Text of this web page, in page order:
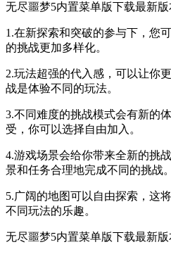
无尽噩梦5内置菜单版下载最新版
1.在新探索和突破的参与下，您
的挑战更加多样化。
2.玩法超强的代入感，可以让你
战是体验不同的玩法。
3.不同难度的挑战模式会有新的
受，你可以选择自由加入。
4.游戏场景会给你带来全新的挑
景和任务合理地完成不同的挑战。
5.广阔的地图可以自由探索，这
不同玩法的乐趣。
无尽噩梦5内置菜单版下载最新版